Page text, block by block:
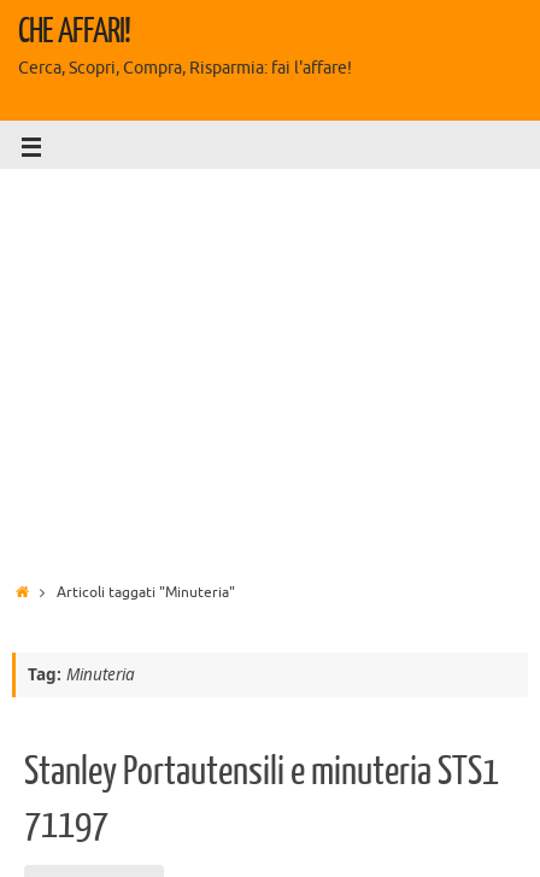
CHE AFFARI!
Cerca, Scopri, Compra, Risparmia: fai l'affare!
Articoli taggati "Minuteria"
Tag: Minuteria
Stanley Portautensili e minuteria STS1
71197